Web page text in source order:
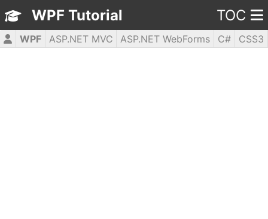
WPF Tutorial TOC
WPF ASP.NET MVC ASP.NET WebForms C#
CSS3